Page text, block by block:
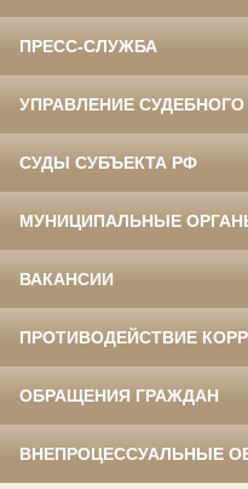
ПРЕСС-СЛУЖБА
УПРАВЛЕНИЕ
СУДЫ СУБЪЕКТА РФ
МУНИЦИПАЛЬНЫЕ
ВАКАНСИИ
ПРОТИВОДЕЙСТВИЕ
ОБРАЩЕНИЯ ГРАЖДАН
ВНЕПРОЦЕССУАЛЬНЫЕ